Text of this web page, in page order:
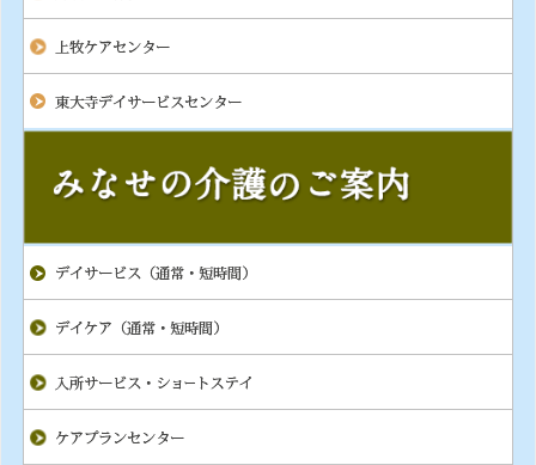
上牧ケアセンター
本日、津軽三味線のボランティアの皆さま(チー
力強い演奏と美しい音色に、青森県の民謡を聴い
たり花笠音頭を歌ったり盛り沢山で利用者様も口
ずさんだり手拍子をされ、大変喜ばれていまし
た。4㎏ある三味線も実際に持たせていただき、
りがとうございました。